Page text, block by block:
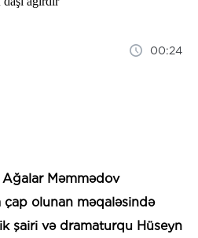
00:24
Məmmədov
çap olunan məqaləsində
şairi və dramaturqu Hüseyn